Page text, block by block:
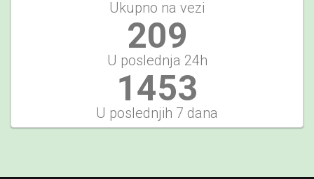
Ukupno na vezi
225
U poslednja 24h
1564
U poslednjih 7 dana